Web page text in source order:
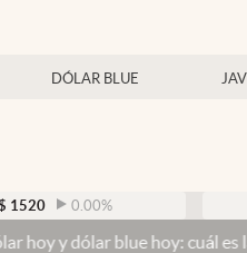
DÓLAR BLUE
%
blue hoy: cuál es la cotización